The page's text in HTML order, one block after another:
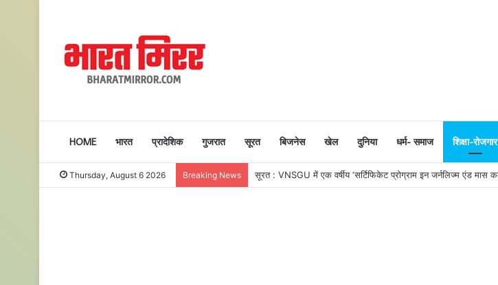
HOME भारत प्रादेशिक गुजरात सूरत बिजनेस खेल दुनिया धर्म- समाज शिक्षा-रोजगार
Thursday, August 6 2026 Breaking News